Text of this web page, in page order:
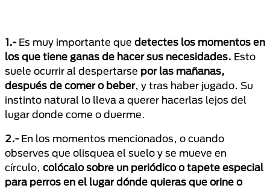
1.-Es muy importante que detectes los momentos en
los que tiene ganas de hacer sus necesidades. Esto
suele ocurrir al despertarse por las mañanas,
después de comer o beber, y tras haber jugado. Su
instinto natural lo lleva a querer hacerlas lejos del
lugar donde come o duerme.
2.-En los momentos mencionados, o cuando
observes que olisquea el suelo y se mueve en
círculo, colócalo sobre un periódico o tapete especial
para perros en el lugar dónde quieras que orine o